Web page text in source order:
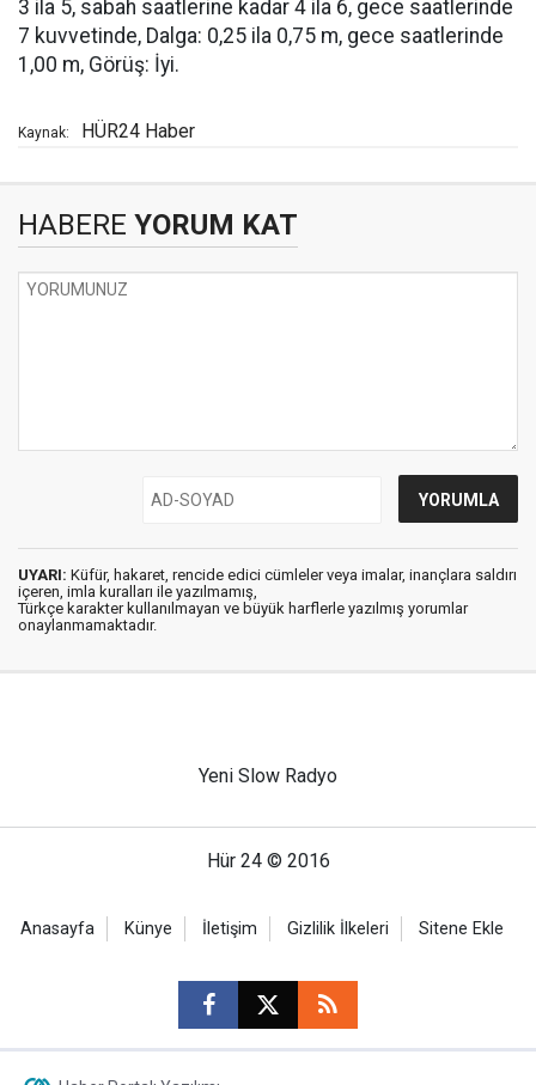
3 ila 5, sabah saatlerine kadar 4 ila 6, gece saatlerinde
7 kuvvetinde, Dalga: 0,25 ila 0,75 m, gece saatlerinde
1,00 m, Görüş: İyi.
Kaynak: HÜR24 Haber
HABERE YORUM KAT
UYARI: Küfür, hakaret, rencide edici cümleler veya imalar, inançlara saldırı
içeren, imla kuralları ile yazılmamış,
Türkçe karakter kullanılmayan ve büyük harflerle yazılmış yorumlar
onaylanmamaktadır.
Yeni Slow Radyo
Hür 24 © 2016
Anasayfa Künye İletişim Gizlilik İlkeleri Sitene Ekle